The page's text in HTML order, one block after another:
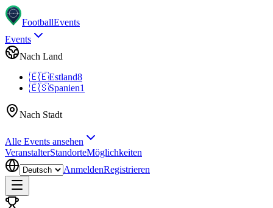
FootballEvents
Events
Nach Land
🇪🇪Estland8
🇪🇸Spanien1
Nach Stadt
Alle Events ansehen
VeranstalterStandorteMöglichkeiten
AnmeldenRegistrieren